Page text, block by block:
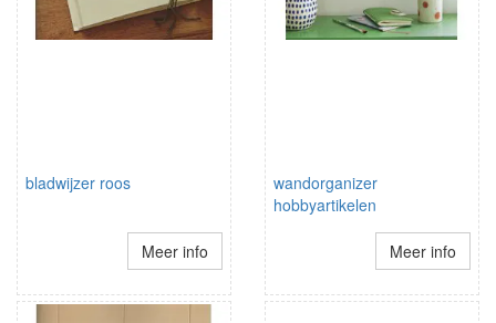
bladwijzer roos
Meer info
wandorganizer
hobbyartikelen
Meer info